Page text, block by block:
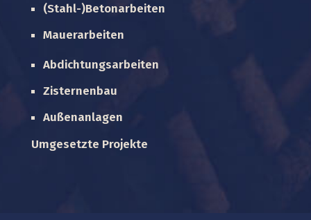
(Stahl-)Betonarbeiten
Mauerarbeiten
Abdichtungsarbeiten
Zisternenbau
Außenanlagen
Umgesetzte Projekte